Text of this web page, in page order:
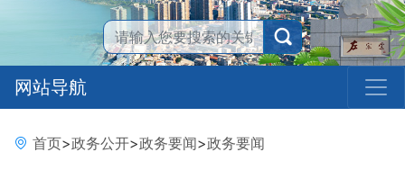
网站导航
首页>政务公开>政务要闻>政务要闻